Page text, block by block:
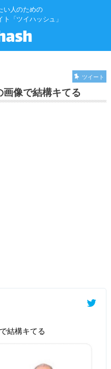
い人のための
「ツイハッシュ」
ツイート
像で結構キてる
結構キてる